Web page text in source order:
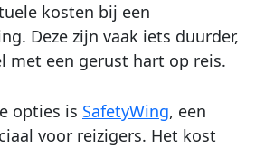
kosten bij een
Deze zijn vaak iets duurder,
met een gerust hart op reis.
opties is SafetyWing, een
voor reizigers. Het kost